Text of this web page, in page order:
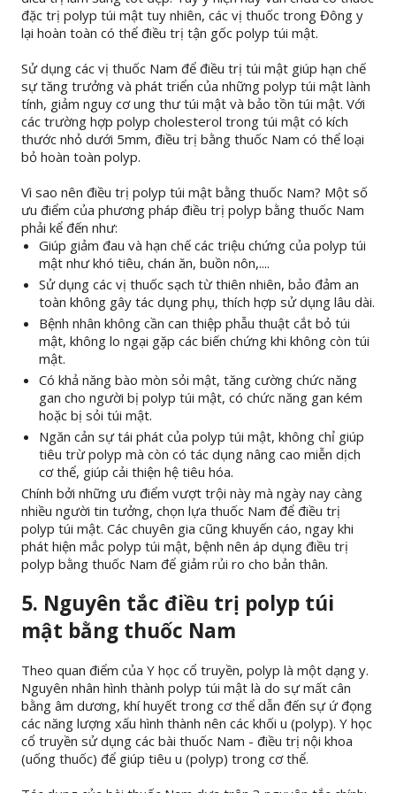
đặc trị polyp túi mật tuy nhiên, các vị thuốc trong Đông y
lại hoàn toàn có thể điều trị tận gốc polyp túi mật.
Sử dụng các vị thuốc Nam để điều trị túi mật giúp hạn chế
sự tăng trưởng và phát triển của những polyp túi mật lành
tính, giảm nguy cơ ung thư túi mật và bảo tồn túi mật. Với
các trường hợp polyp cholesterol trong túi mật có kích
thước nhỏ dưới 5mm, điều trị bằng thuốc Nam có thể loại
bỏ hoàn toàn polyp.
Vì sao nên điều trị polyp túi mật bằng thuốc Nam? Một số
ưu điểm của phương pháp điều trị polyp bằng thuốc Nam
phải kể đến như:
Giúp giảm đau và hạn chế các triệu chứng của polyp túi
mật như khó tiêu, chán ăn, buồn nôn,....
Sử dụng các vị thuốc sạch từ thiên nhiên, bảo đảm an
toàn không gây tác dụng phụ, thích hợp sử dụng lâu dài.
Bệnh nhân không cần can thiệp phẫu thuật cắt bỏ túi
mật, không lo ngại gặp các biến chứng khi không còn túi
mật.
Có khả năng bào mòn sỏi mật, tăng cường chức năng
gan cho người bị polyp túi mật, có chức năng gan kém
hoặc bị sỏi túi mật.
Ngăn cản sự tái phát của polyp túi mật, không chỉ giúp
tiêu trừ polyp mà còn có tác dụng nâng cao miễn dịch
cơ thể, giúp cải thiện hệ tiêu hóa.
Chính bởi những ưu điểm vượt trội này mà ngày nay càng
nhiều người tin tưởng, chọn lựa thuốc Nam để điều trị
polyp túi mật. Các chuyên gia cũng khuyến cáo, ngay khi
phát hiện mắc polyp túi mật, bệnh nên áp dụng điều trị
polyp bằng thuốc Nam để giảm rủi ro cho bản thân.
5. Nguyên tắc điều trị polyp túi
mật bằng thuốc Nam
Theo quan điểm của Y học cổ truyền, polyp là một dạng y.
Nguyên nhân hình thành polyp túi mật là do sự mất cân
bằng âm dương, khí huyết trong cơ thể dẫn đến sự ứ đọng
các năng lượng xấu hình thành nên các khối u (polyp). Y học
cổ truyền sử dụng các bài thuốc Nam - điều trị nội khoa
(uống thuốc) để giúp tiêu u (polyp) trong cơ thể.